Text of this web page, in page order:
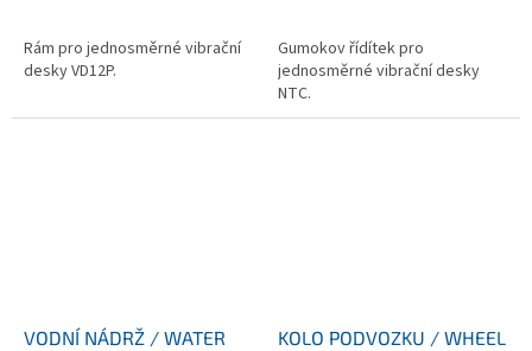
Rám pro jednosměrné vibrační
desky VD12P.
Gumokov řídítek pro
jednosměrné vibrační desky
NTC.
VODNÍ NÁDRŽ / WATER
KOLO PODVOZKU / WHEEL